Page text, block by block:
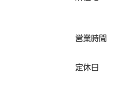
営業時間
定休日